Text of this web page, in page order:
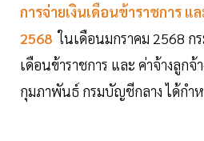
การจ่ายเงินเดือนข้าราชการ แ
2568 ในเดือนมกราคม 2568 ก
เดือนข้าราชการ และ ค่าจ้างลูก
กุมภาพันธ์ กรมบัญชีกลาง ได้กำ